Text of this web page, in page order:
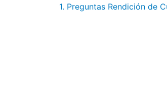
1. Preguntas Rendición de